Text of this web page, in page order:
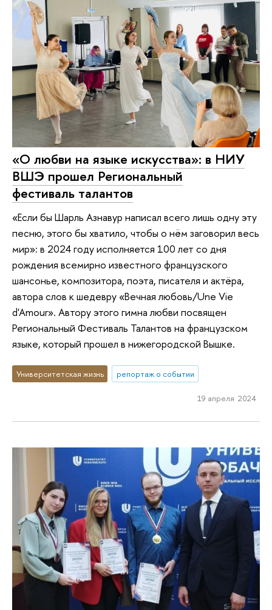
«О любви на языке искусства»: в НИУ
ВШЭ прошел Региональный
фестиваль талантов
«Если бы Шарль Азнавур написал всего лишь одну эту
песню, этого бы хватило, чтобы о нём заговорил весь
мир»: в 2024 году исполняется 100 лет со дня
рождения всемирно известного французского
шансонье, композитора, поэта, писателя и актёра,
автора слов к шедевру «Вечная любовь/Une Vie
d'Amour». Автору этого гимна любви посвящен
Региональный Фестиваль Талантов на французском
языке, который прошел в нижегородской Вышке.
Университетская жизнь репортаж о событии
19 апреля 2024